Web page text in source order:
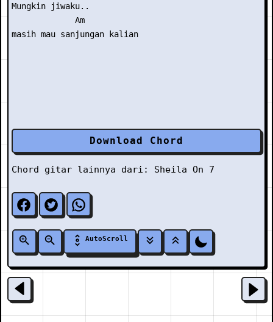
Mungkin jiwaku..
             Am
masih mau sanjungan kalian
Download Chord
Chord gitar lainnya dari: Sheila On 7
AutoScroll